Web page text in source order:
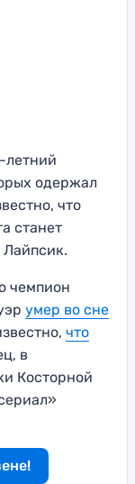
летний
одержал
что
станет
чемпион
умер во сне
что
в
Косторной